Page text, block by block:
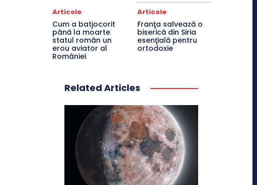
Articole
Cum a batjocorit
până la moarte
statul român un
erou aviator al
României
Articole
Franţa salvează o
biserică din Siria
esenţială pentru
ortodoxie
Related Articles